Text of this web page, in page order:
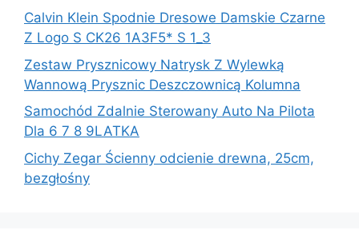
Calvin Klein Spodnie Dresowe Damskie Czarne
Z Logo S CK26 1A3F5* S 1_3
Zestaw Prysznicowy Natrysk Z Wylewką
Wannową Prysznic Deszczownicą Kolumna
Samochód Zdalnie Sterowany Auto Na Pilota
Dla 6 7 8 9LATKA
Cichy Zegar Ścienny odcienie drewna, 25cm,
bezgłośny